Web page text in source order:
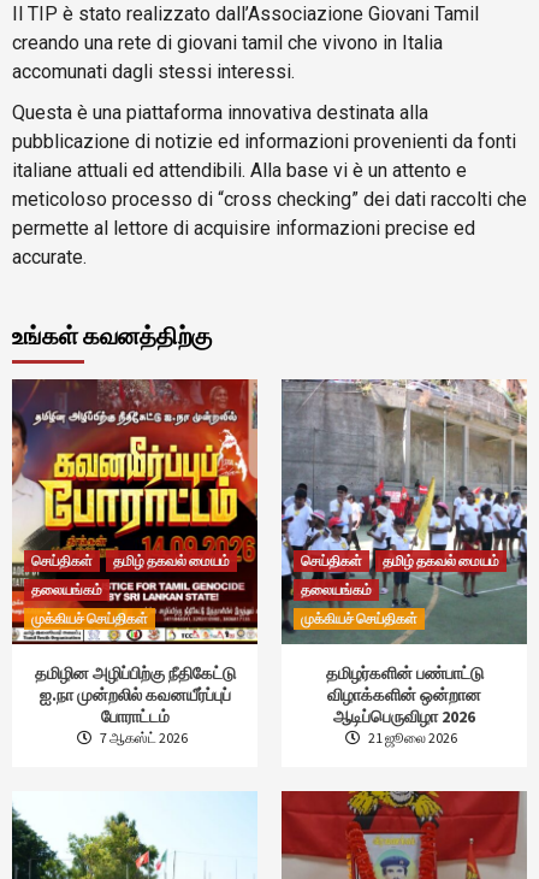
Il TIP è stato realizzato dall’Associazione Giovani Tamil
creando una rete di giovani tamil che vivono in Italia
accomunati dagli stessi interessi.
Questa è una piattaforma innovativa destinata alla
pubblicazione di notizie ed informazioni provenienti da fonti
italiane attuali ed attendibili. Alla base vi è un attento e
meticoloso processo di “cross checking” dei dati raccolti che
permette al lettore di acquisire informazioni precise ed
accurate.
உங்கள் கவனத்திற்கு
செய்திகள்
தமிழ் தகவல் மையம்
தலையங்கம்
முக்கியச் செய்திகள்
தமிழின அழிப்பிற்கு நீதிகேட்டு
ஐ.நா முன்றலில் கவனயீர்ப்புப்
போராட்டம்
7 ஆகஸ்ட் 2026
செய்திகள்
தமிழ் தகவல் மையம்
தலையங்கம்
முக்கியச் செய்திகள்
தமிழர்களின் பண்பாட்டு
விழாக்களின் ஒன்றான
ஆடிப்பெருவிழா 2026
21 ஜூலை 2026